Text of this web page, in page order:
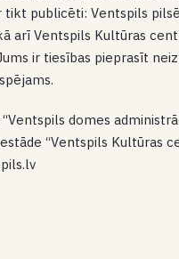
publicēti: Ventspils
arī Ventspils Kultūras
ir tiesības pieprasīt
domes
“Ventspils Kultūras